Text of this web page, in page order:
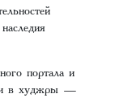
портала и
в худжры —